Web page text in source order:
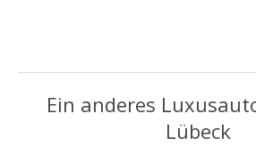
Ein anderes
Lübeck